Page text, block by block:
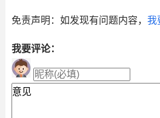
免责声明：如发现有问题内容， 我
我要评论：